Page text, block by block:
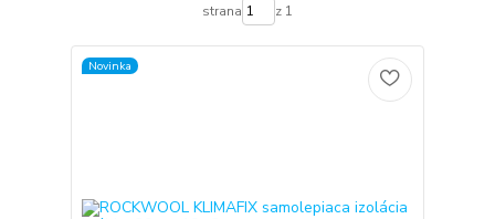
strana z 1
Novinka